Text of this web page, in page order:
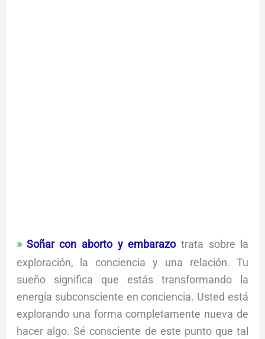
Soñar con aborto y embarazotrata sobre la
exploración, la conciencia y una relación. Tu
sueño significa que estás transformando la
energía subconsciente en conciencia. Usted está
explorando una forma completamente nueva de
hacer algo. Sé consciente de este punto que tal